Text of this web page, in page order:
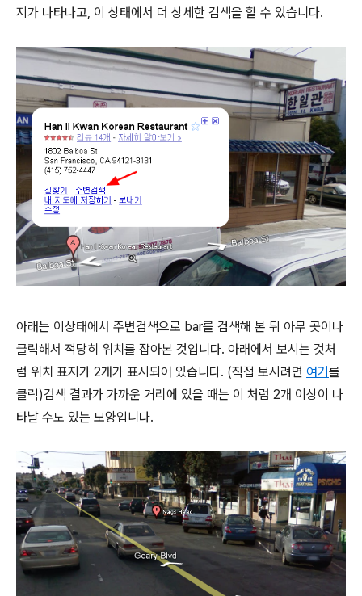
지가 나타나고, 이 상태에서 더 상세한 검색을 할 수 있습니다.
아래는 이상태에서 주변검색으로 bar를 검색해 본 뒤 아무 곳이나
클릭해서 적당히 위치를 잡아본 것입니다. 아래에서 보시는 것처
럼 위치 표지가 2개가 표시되어 있습니다. (직접 보시려면 여기 를
클릭)검색 결과가 가까운 거리에 있을 때는 이 처럼 2개 이상이 나
타날 수도 있는 모양입니다.